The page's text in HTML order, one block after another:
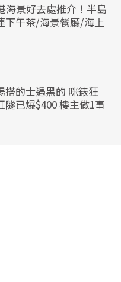
海景好去處推介！半島
下午茶/海景餐廳/海上
搭的士遇黑的 咪錶狂
隧已爆$400 樓主做1事